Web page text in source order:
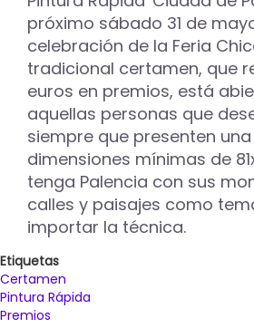
próximo sábado 31 de
celebración de la Feria
tradicional certamen, que
euros en premios, está
aquellas personas que
siempre que presenten
dimensiones mínimas de
tenga Palencia con sus
calles y paisajes como
importar la técnica.
Etiquetas
Certamen
Pintura Rápida
Premios